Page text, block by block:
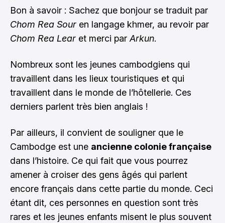
Bon à savoir : Sachez que bonjour se traduit par
Chom Rea Sour en langage khmer, au revoir par
Chom Rea Lear et merci par Arkun.
Nombreux sont les jeunes cambodgiens qui
travaillent dans les lieux touristiques et qui
travaillent dans le monde de l’hôtellerie. Ces
derniers parlent très bien anglais !
Par ailleurs, il convient de souligner que le
Cambodge est une ancienne colonie française
dans l’histoire. Ce qui fait que vous pourrez
amener à croiser des gens âgés qui parlent
encore français dans cette partie du monde. Ceci
étant dit, ces personnes en question sont très
rares et les jeunes enfants misent le plus souvent